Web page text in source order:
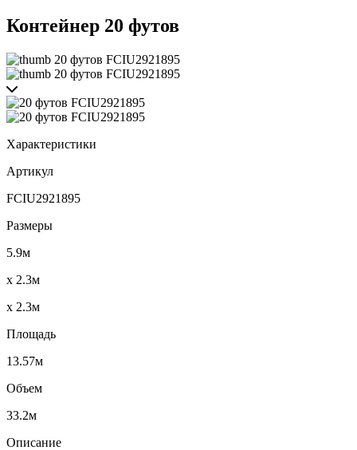
Контейнер 20 футов
Характеристики
Артикул
FCIU2921895
Размеры
5.9м
x 2.3м
x 2.3м
Площадь
13.57м
Объем
33.2м
Описание